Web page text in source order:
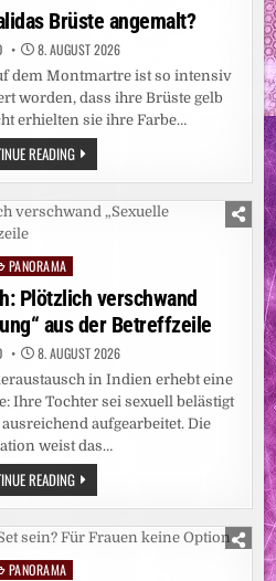
LÄNGST
NICHT
BESIEGT
/
ZAHL
DER
BETROFFENEN
PROVINZEN
AUF
FÜNF
ANGESTIEGEN
–
CARITAS
STELLT
WEITERE
BITTET
UM
SPENDEN
Brüste angemalt?
8. AUGUST 2026
dem Montmartre ist so intensiv
worden, dass ihre Brüste gelb
erhielten sie ihre Farbe…
READINGPARIS:
WER
HAT
DALIDAS
BRÜSTE
ANGEMALT?
PANORAMA
Plötzlich verschwand
aus der Betreffzeile
8. AUGUST 2026
in Indien erhebt eine
Ihre Tochter sei sexuell belästigt
aufgearbeitet. Die
weist das…
READINGSCHÜLERAUSTAUSCH:
PLÖTZLICH
VERSCHWAND
„SEXUELLE
BELÄSTIGUNG“
PANORAMA